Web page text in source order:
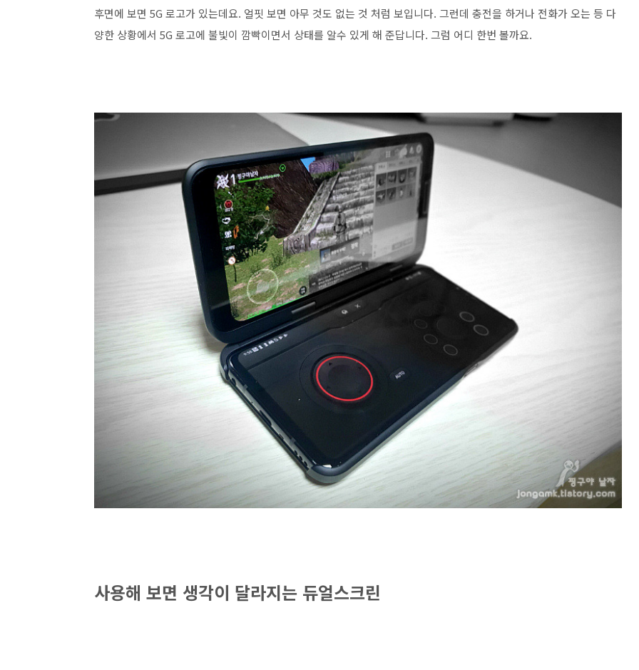
후면에 보면 5G 로고가 있는데요. 얼핏 보면 아무 것도 없는 것 처럼 보입니다. 그런데 충전을 하거나 전화가 오는 등 다
양한 상황에서 5G 로고에 불빛이 깜빡이면서 상태를 알수 있게 해 준답니다. 그럼 어디 한번 볼까요.
사용해 보면 생각이 달라지는 듀얼스크린